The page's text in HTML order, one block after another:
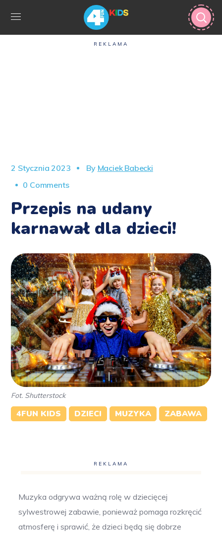
REKLAMA
2 Stycznia 2023 By Maciek Babecki
0 Comments
Przepis na udany
karnawał dla dzieci!
Fot. Shutterstock
4FUN KIDS DZIECI MUZYKA ZABAWA
REKLAMA
Muzyka odgrywa ważną rolę w dziecięcej
sylwestrowej zabawie, ponieważ pomaga rozkręcić
atmosferę i sprawić, że dzieci będą się dobrze